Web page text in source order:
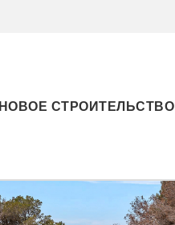
НОВОЕ СТРОИТЕЛЬСТВО